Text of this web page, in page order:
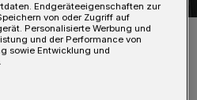
Endgeräteeigenschaften zur
von oder Zugriff auf
Personalisierte Werbung und
und der Performance von
sowie Entwicklung und